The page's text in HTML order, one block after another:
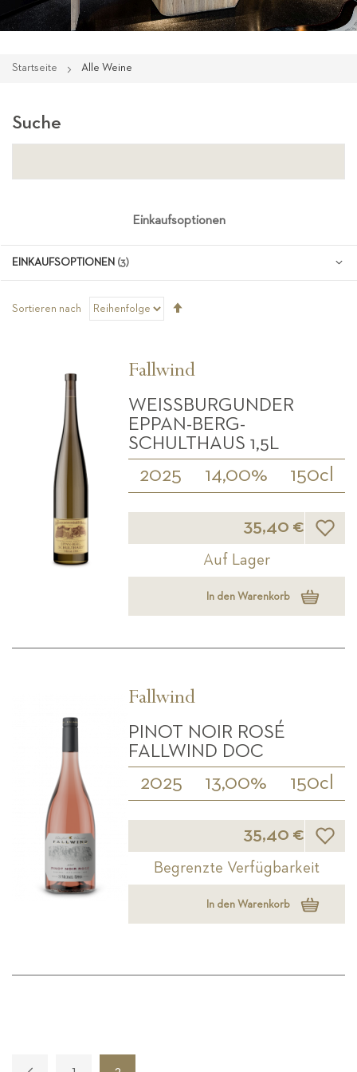
Startseite Alle Weine
Sortieren nach
Fallwind
WEISSBURGUNDER E
PPAN-BERG- S
CHULTHAUS 1,5L
2025 14,00% 150cl
35,40 €
Auf Lager
In den Warenkorb
Fallwind
PINOT NOIR ROSÉ
FALLWIND DOC
2025 13,00% 150cl
35,40 €
Begrenzte Verfügbarkeit
In den Warenkorb
Suche
Einkaufsoptionen
EINKAUFSOPTIONEN